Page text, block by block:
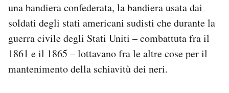
Newsletter
Notifiche mobile
Regala il Post
Hai bisogno di aiuto?
Esci
una bandiera confederata, la bandiera usata dai
soldati degli stati americani sudisti che durante la
guerra civile degli Stati Uniti – combattuta fra il
1861 e il 1865 – lottavano fra le altre cose per il
mantenimento della schiavitù dei neri.